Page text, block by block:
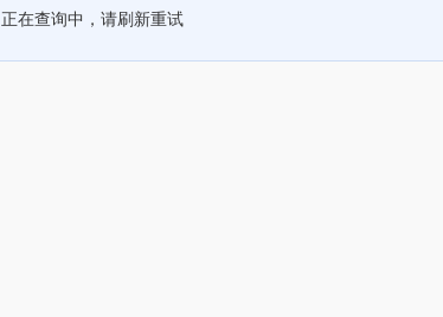
正在查询中，请刷新重试